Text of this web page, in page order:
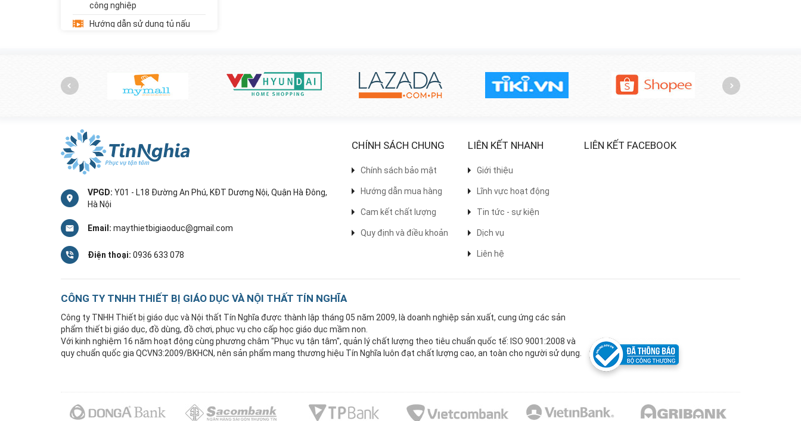
Giá Đựng Đồ Chơi
công nghiệp
Hướng dẫn sử dụng tủ nấu
Trải cỏ nhân tạo trường mầm
VPGD: Y01 - L18 Đường An Phú, KĐT Dương Nội, Quận Hà Đông,
Hà Nội
Email: maythietbigiaoduc@gmail.com
Điện thoại: 0936 633 078
CHÍNH SÁCH CHUNG
Chính sách bảo mật
Hướng dẫn mua hàng
Cam kết chất lượng
Quy định và điều khoản
LIÊN KẾT NHANH
Giới thiệu
Lĩnh vực hoạt động
Tin tức - sự kiện
Dịch vụ
Liên hệ
LIÊN KẾT FACEBOOK
CÔNG TY TNHH THIẾT BỊ GIÁO DỤC VÀ NỘI THẤT TÍN NGHĨA
Công ty TNHH Thiết bị giáo dục và Nội thất Tín Nghĩa được thành lập tháng 05 năm 2009, là doanh nghiệp sản xuất, cung ứng các sản
phẩm thiết bị giáo dục, đồ dùng, đồ chơi, phục vụ cho cấp học giáo dục mầm non.
Với kinh nghiệm 16 năm hoạt động cùng phương châm "Phục vụ tận tâm", quản lý chất lượng theo tiêu chuẩn quốc tế: ISO 9001:2008 và
quy chuẩn quốc gia QCVN3:2009/BKHCN, nên sản phẩm mang thương hiệu Tín Nghĩa luôn đạt chất lượng cao, an toàn cho người sử dụng.